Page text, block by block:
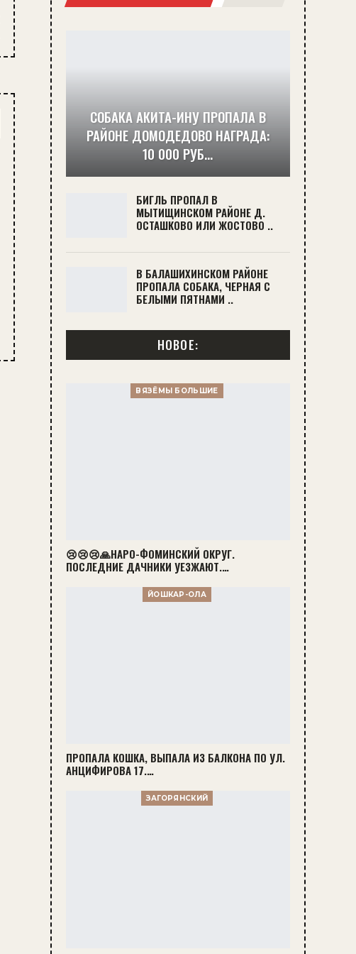
СОБАКА АКИТА-ИНУ ПРОПАЛА В
РАЙОНЕ ДОМОДЕДОВО НАГРАДА:
10 000 РУБ…
БИГЛЬ ПРОПАЛ В
МЫТИЩИНСКОМ РАЙОНЕ Д.
ОСТАШКОВО ИЛИ ЖОСТОВО ..
В БАЛАШИХИНСКОМ РАЙОНЕ
ПРОПАЛА СОБАКА, ЧЕРНАЯ С
БЕЛЫМИ ПЯТНАМИ ..
НОВОЕ:
ВЯЗЁМЫ БОЛЬШИЕ
😢😢😢🙏НАРО-ФОМИНСКИЙ ОКРУГ.
ПОСЛЕДНИЕ ДАЧНИКИ УЕЗЖАЮТ.…
ЙОШКАР-ОЛА
ПРОПАЛА КОШКА, ВЫПАЛА ИЗ БАЛКОНА ПО УЛ.
АНЦИФИРОВА 17.…
ЗАГОРЯНСКИЙ